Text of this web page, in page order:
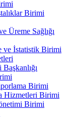
Birimi
Üreme Sağlığı
ve İstatistik Birimi
Birimi
Hizmetleri Birimi
Birimi